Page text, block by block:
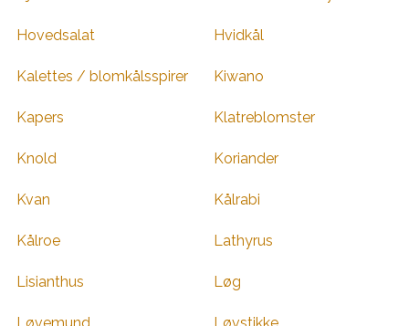
Hovedsalat Hvidkål
Kalettes / blomkålsspirer Kiwano
Kapers Klatreblomster
Knold Koriander
Kvan Kålrabi
Kålroe Lathyrus
Lisianthus Løg
Løvemund Løvstikke